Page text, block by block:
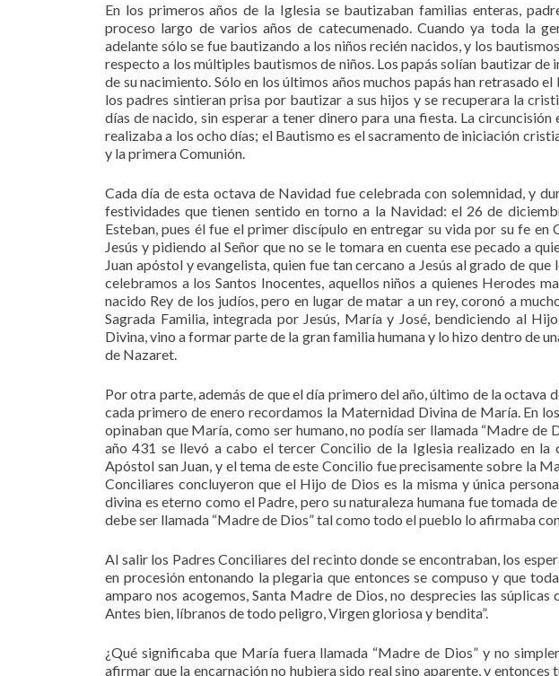
En los primeros años de la Iglesia se bautizaban familias enteras,
proceso largo de varios años de catecumenado. Cuando ya toda la
adelante sólo se fue bautizando a los niños recién nacidos, y los
respecto a los múltiples bautismos de niños. Los papás solían bautizar de
de su nacimiento. Sólo en los últimos años muchos papás han retrasado
los padres sintieran prisa por bautizar a sus hijos y se recuperara la
días de nacido, sin esperar a tener dinero para una fiesta. La
realizaba a los ocho días; el Bautismo es el sacramento de iniciación
y la primera Comunión.
Cada día de esta octava de Navidad fue celebrada con solemnidad, y
festividades que tienen sentido en torno a la Navidad: el 26 de
Esteban, pues él fue el primer discípulo en entregar su vida por su fe
Jesús y pidiendo al Señor que no se le tomara en cuenta ese pecado a
Juan apóstol y evangelista, quien fue tan cercano a Jesús al grado de
celebramos a los Santos Inocentes, aquellos niños a quienes Herodes
nacido Rey de los judíos, pero en lugar de matar a un rey, coronó a
Sagrada Familia, integrada por Jesús, María y José, bendiciendo al
Divina, vino a formar parte de la gran familia humana y lo hizo dentro de
de Nazaret.
Por otra parte, además de que el día primero del año, último de la octava
cada primero de enero recordamos la Maternidad Divina de María. En
opinaban que María, como ser humano, no podía ser llamada “Madre de
año 431 se llevó a cabo el tercer Concilio de la Iglesia realizado en
Apóstol san Juan, y el tema de este Concilio fue precisamente sobre la
Conciliares concluyeron que el Hijo de Dios es la misma y única
divina es eterno como el Padre, pero su naturaleza humana fue tomada
debe ser llamada “Madre de Dios” tal como todo el pueblo lo afirmaba
Al salir los Padres Conciliares del recinto donde se encontraban, los
en procesión entonando la plegaria que entonces se compuso y que
amparo nos acogemos, Santa Madre de Dios, no desprecies las súplicas
Antes bien, líbranos de todo peligro, Virgen gloriosa y bendita”.
¿Qué significaba que María fuera llamada “Madre de Dios” y no
afirmar que la encarnación no hubiera sido real sino aparente, y